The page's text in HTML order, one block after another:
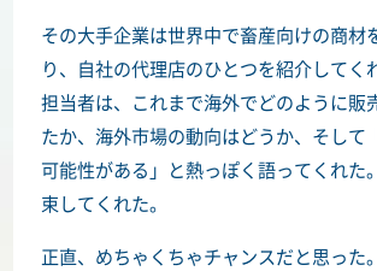
その大手企業は世界中で畜産向けの商材
り、自社の代理店のひとつを紹介してく
担当者は、これまで海外でどのように販
たか、海外市場の動向はどうか、そして
可能性がある」と熱っぽく語ってくれた
束してくれた。
正直、めちゃくちゃチャンスだと思った。